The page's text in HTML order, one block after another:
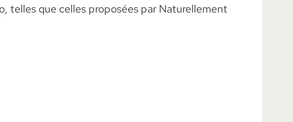
telles que celles proposées par Naturellement